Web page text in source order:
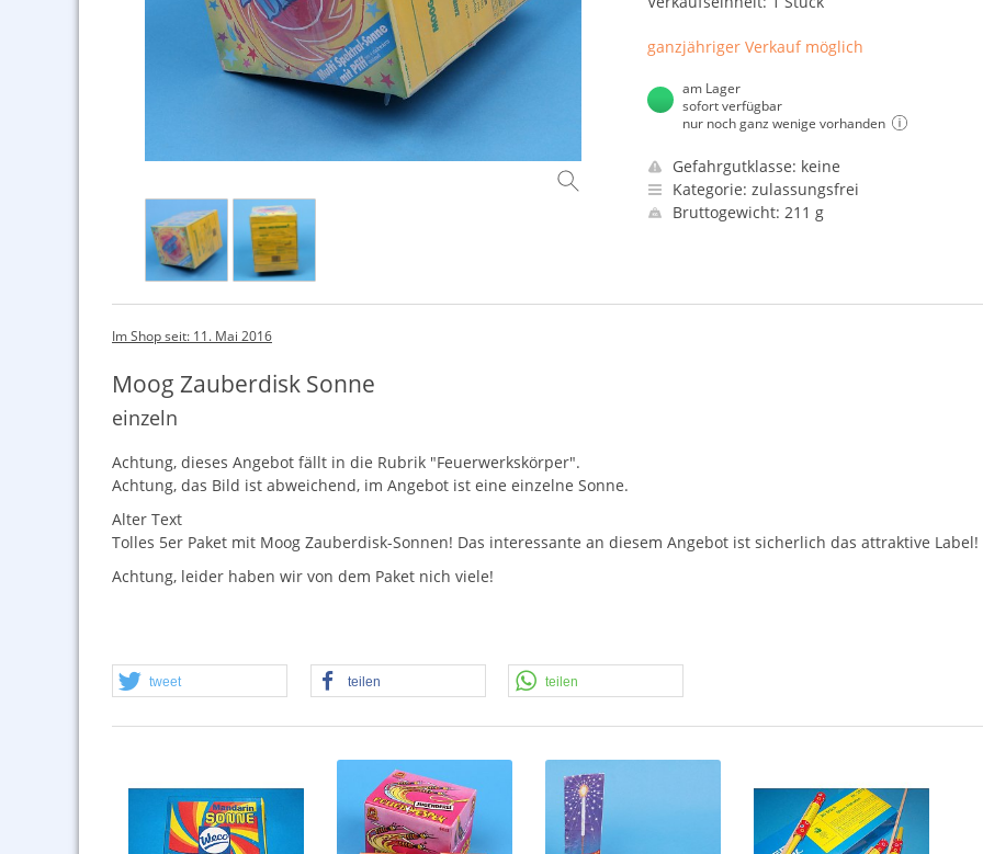
ganzjähriger Verkauf möglich
am Lager
sofort verfügbar
nur noch ganz wenige vorhanden
Gefahrgutklasse: keine
Kategorie: zulassungsfrei
Bruttogewicht: 211 g
Im Shop seit: 11. Mai 2016
Moog Zauberdisk Sonne
einzeln
Achtung, dieses Angebot fällt in die Rubrik "Feuerwerkskörper".
Achtung, das Bild ist abweichend, im Angebot ist eine einzelne Sonne.
Alter Text
Tolles 5er Paket mit Moog Zauberdisk-Sonnen! Das interessante an diesem Angebot ist sicherlich das attraktive Label!
Achtung, leider haben wir von dem Paket nich viele!
tweet teilen teilen